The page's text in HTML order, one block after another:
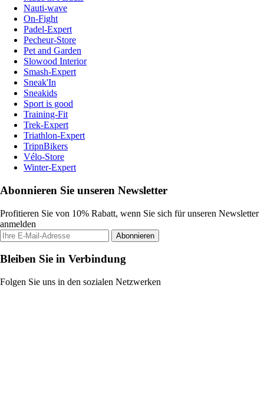
Nauti-wave
On-Fight
Padel-Expert
Pecheur-Store
Pet and Garden
Slowood Interior
Smash-Expert
Sneak'In
Sneakids
Sport is good
Training-Fit
Trek-Expert
Triathlon-Expert
TripnBikers
Vélo-Store
Winter-Expert
Abonnieren Sie unseren Newsletter
Profitieren Sie von 10% Rabatt, wenn Sie sich für unseren Newsletter
anmelden
Abonnieren
Bleiben Sie in Verbindung
Folgen Sie uns in den sozialen Netzwerken